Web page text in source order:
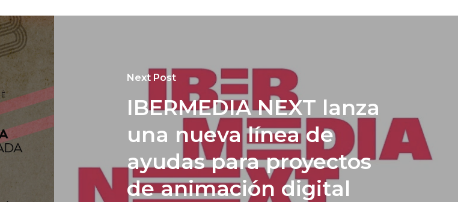
Next Post
IBERMEDIA NEXT lanza
una nueva línea de
ayudas para proyectos
de animación digital